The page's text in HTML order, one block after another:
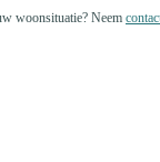
woonsituatie? Neem